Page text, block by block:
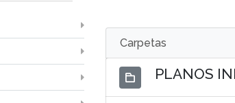
Carpetas
PLANOS